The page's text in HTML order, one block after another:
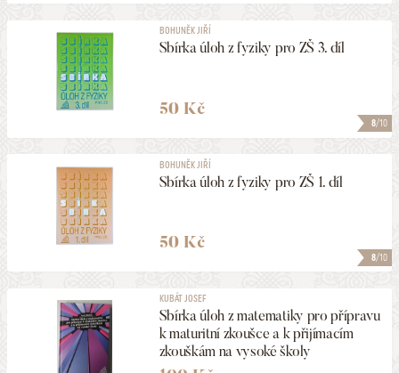
8/10
BOHUNĚK JIŘÍ
Sbírka úloh z fyziky pro ZŠ 3. díl
50 Kč
8/10
BOHUNĚK JIŘÍ
Sbírka úloh z fyziky pro ZŠ 1. díl
50 Kč
KUBÁT JOSEF
Sbírka úloh z matematiky pro přípravu
k maturitní zkoušce a k přijímacím
zkouškám na vysoké školy